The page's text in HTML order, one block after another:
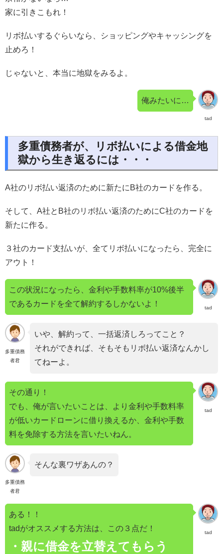
家に引きこもれ！
リボ払いするぐらいなら、ショッピングやキャッシングを
止めろ！
じゃないと、本当に地獄をみるよ。
tad
俺みたいに…
多重債務者が、リボ払いによる借金地
獄から生き返るには・・・
A社のリボ払い返済のために新たにB社のカードを作る。
そして、A社とB社のリボ払い返済のためにC社のカードを
新たに作る。
３社のカード支払いが、全てリボ払いになったら、完全に
アウト！
tad
この状況になったら、金利や手数料率が10%後半
であるカードを全て解約するしかないよ！
多重債務
者君
いや、解約って、一括返済しろってこと？
それができれば、そもそもリボ払い返済なんかし
てねーよ。
tad
その通り！
でも、俺が言いたいことは、より金利や手数料率
が低いカードローンに借り換えるか、金利や手数
料を免除する方法を言いたいねん。
多重債務
者君
そんな裏ワザあんの？
tad
ある！！
tadがオススメする方法は、この３点だ！
・親に借金を立替えてもらう